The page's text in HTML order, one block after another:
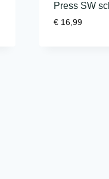
Press SW
€16,99